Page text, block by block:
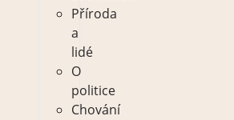
Příroda
a
lidé
O
politice
Chování